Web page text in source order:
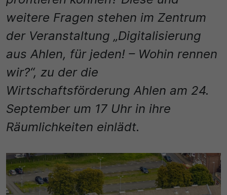
weitere Fragen stehen im Zentrum
der Veranstaltung „Digitalisierung
aus Ahlen, für jeden! – Wohin rennen
wir?“, zu der die
Wirtschaftsförderung Ahlen am 24.
September um 17 Uhr in ihre
Räumlichkeiten einlädt.
Name
SgCookieOptin.lastPreferences
Cookie Consent / Ahlen
Laufzeit
1 Jahr
Zweck
Dieser Wert speichert Ihre Consent-Einstellungen.
Unter anderem eine zufällig generierte ID, für die
historische Speicherung Ihrer vorgenommen
Einstellungen, falls der Webseiten-Betreiber dies
1 Jahr
Zweck
Wird für statistische Zwecke verwendet, um Details
wie die eindeutige Besucher-ID zu speichern.
_pk_ses\..*$
Anbieter